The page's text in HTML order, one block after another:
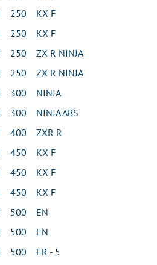
250 KX F
250 KX F
250 ZX R NINJA
250 ZX R NINJA
300 NINJA
300 NINJA ABS
400 ZXR R
450 KX F
450 KX F
450 KX F
500 EN
500 EN
500 ER - 5